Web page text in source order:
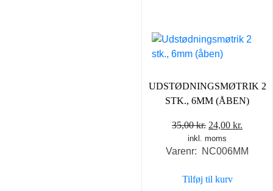
UDSTØDNINGSMØTRIK 2
STK., 6MM (ÅBEN)
35,00kr. Den
oprindelige
pris
35,00 kr..
24,00 kr.
pris
inkl. moms
Varenr: NC006MM
Tilføj til kurv